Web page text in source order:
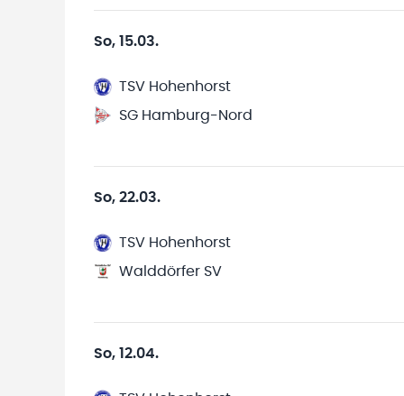
So, 15.03.
TSV Hohenhorst
SG Hamburg-Nord
So, 22.03.
TSV Hohenhorst
Walddörfer SV
So, 12.04.